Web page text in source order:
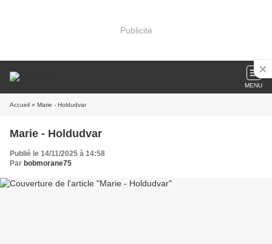
Publicité
MENU
Accueil » Marie - Holdudvar
Marie - Holdudvar
Publié le 14/11/2025 à 14:58
Par bobmorane75